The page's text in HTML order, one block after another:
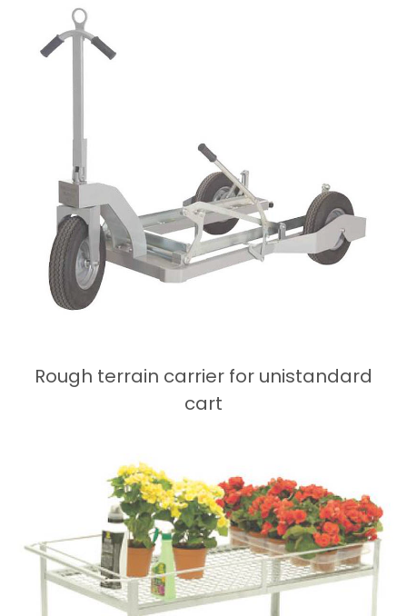
Rough terrain carrier for unistandard
cart